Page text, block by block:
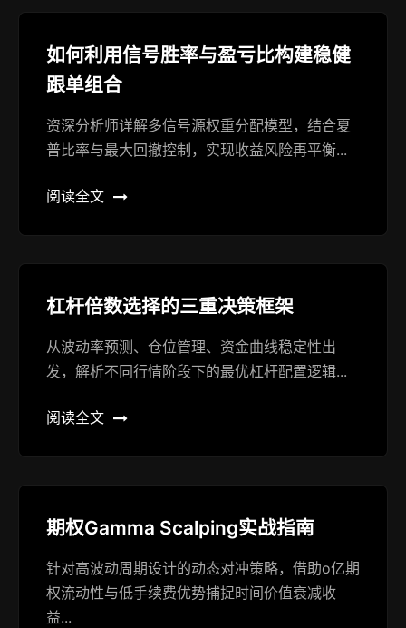
如何利用信号胜率与盈亏比构建稳健
跟单组合
资深分析师详解多信号源权重分配模型，结合夏
普比率与最大回撤控制，实现收益风险再平衡...
阅读全文
杠杆倍数选择的三重决策框架
从波动率预测、仓位管理、资金曲线稳定性出
发，解析不同行情阶段下的最优杠杆配置逻辑...
阅读全文
期权Gamma Scalping实战指南
针对高波动周期设计的动态对冲策略，借助o亿期
权流动性与低手续费优势捕捉时间价值衰减收
益...